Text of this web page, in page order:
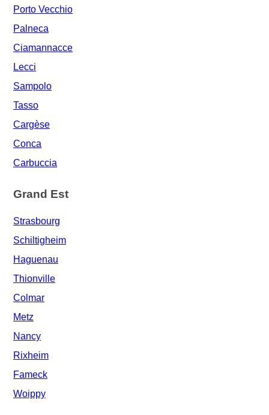
Porto Vecchio
Palneca
Ciamannacce
Lecci
Sampolo
Tasso
Cargèse
Conca
Carbuccia
Grand Est
Strasbourg
Schiltigheim
Haguenau
Thionville
Colmar
Metz
Nancy
Rixheim
Fameck
Woippy